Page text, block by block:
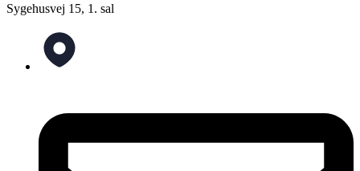
Sygehusvej 15, 1. sal